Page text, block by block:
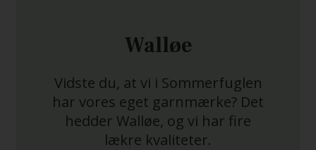
Walløe
Vidste du, at vi i Sommerfuglen
har vores eget garnmærke? Det
hedder Walløe, og vi har fire
lækre kvaliteter.